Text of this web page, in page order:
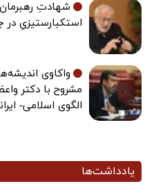
شهادتِ
استکبارستیزیِ
واکاوی
مشروح با دکتر
الگوی اسلامی-
یادداشت‌ها